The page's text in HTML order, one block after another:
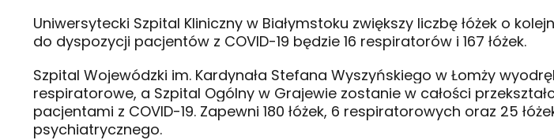
Uniwersytecki Szpital Kliniczny w Białymstoku zwiększy liczbę łóżek o
do dyspozycji pacjentów z COVID-19 będzie 16 respiratorów i 167 łóżek.
Szpital Wojewódzki im. Kardynała Stefana Wyszyńskiego w Łomży
respiratorowe, a Szpital Ogólny w Grajewie zostanie w całości
pacjentami z COVID-19. Zapewni 180 łóżek, 6 respiratorowych oraz 25
psychiatrycznego.